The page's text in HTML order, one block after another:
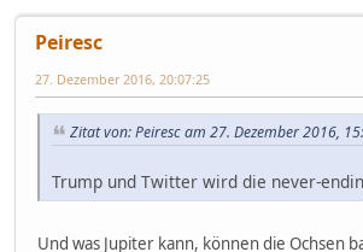
Peiresc
27. Dezember 2016, 20:07:25
Zitat von: Peiresc am 27. Dezember 2016,
Trump und Twitter wird die never-
Und was Jupiter kann, können die Ochsen